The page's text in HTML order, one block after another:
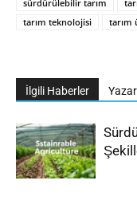
sürdürülebilir tarım
tarım teknolojisi
tarım
İlgili Haberler